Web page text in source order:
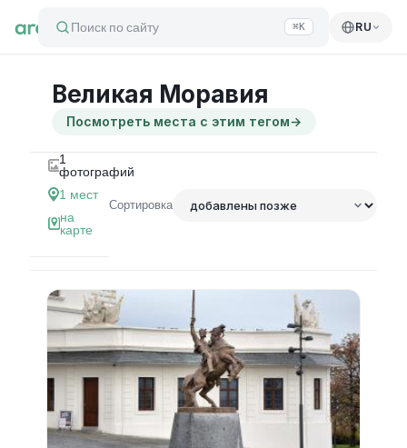
Поиск по сайту ⌘K RU
Великая Моравия
Посмотреть места с этим тегом→
1
фотографий
1 мест
на
карте
Сортировка